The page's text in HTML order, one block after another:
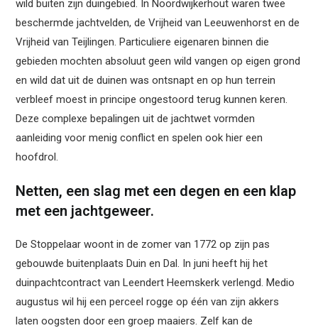
wild buiten zijn duingebied. In Noordwijkerhout waren twee
beschermde jachtvelden, de Vrijheid van Leeuwenhorst en de
Vrijheid van Teijlingen. Particuliere eigenaren binnen die
gebieden mochten absoluut geen wild vangen op eigen grond
en wild dat uit de duinen was ontsnapt en op hun terrein
verbleef moest in principe ongestoord terug kunnen keren.
Deze complexe bepalingen uit de jachtwet vormden
aanleiding voor menig conflict en spelen ook hier een
hoofdrol.
Netten, een slag met een degen en een klap
met een jachtgeweer.
De Stoppelaar woont in de zomer van 1772 op zijn pas
gebouwde buitenplaats Duin en Dal. In juni heeft hij het
duinpachtcontract van Leendert Heemskerk verlengd. Medio
augustus wil hij een perceel rogge op één van zijn akkers
laten oogsten door een groep maaiers. Zelf kan de